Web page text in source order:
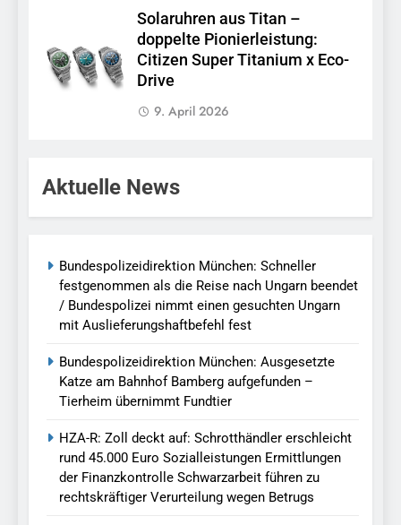
Solaruhren aus Titan –
doppelte Pionierleistung:
Citizen Super Titanium x Eco-
Drive
9. April 2026
Aktuelle News
Bundespolizeidirektion München: Schneller
festgenommen als die Reise nach Ungarn beendet
/ Bundespolizei nimmt einen gesuchten Ungarn
mit Auslieferungshaftbefehl fest
Bundespolizeidirektion München: Ausgesetzte
Katze am Bahnhof Bamberg aufgefunden –
Tierheim übernimmt Fundtier
HZA-R: Zoll deckt auf: Schrotthändler erschleicht
rund 45.000 Euro Sozialleistungen Ermittlungen
der Finanzkontrolle Schwarzarbeit führen zu
rechtskräftiger Verurteilung wegen Betrugs